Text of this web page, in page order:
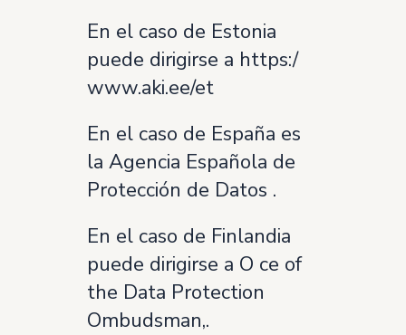
En el caso de Estonia
puede dirigirse a https:/
www.aki.ee/et
En el caso de España es
la Agencia Española de
Protección de Datos .
En el caso de Finlandia
puede dirigirse a O ce of
the Data Protection
Ombudsman,.